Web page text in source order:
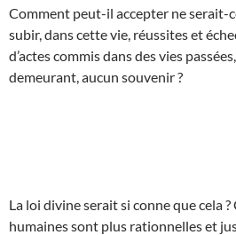
Comment peut-il accepter ne serait-
subir, dans cette vie, réussites et
d’actes commis dans des vies
demeurant, aucun souvenir ?
La loi divine serait si conne que cela ?
humaines sont plus rationnelles et